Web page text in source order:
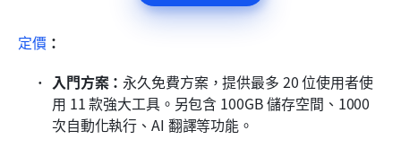
定價：
入門方案： 永久免費方案，提供最多 20 位使用者使
用 11 款強大工具。另包含 100GB 儲存空間、1000
次自動化執行、AI 翻譯等功能。